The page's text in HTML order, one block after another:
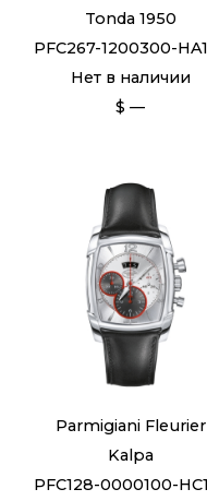
Tonda 1950
Нет в наличии
$ —
Parmigiani Fleurier
Kalpa